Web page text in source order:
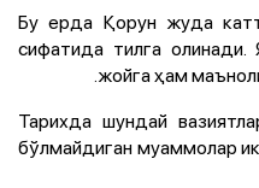
Бу ерда Қорун жуда
сифатида тилга
жойга ҳам
Тарихда шундай
бўлмайдиган муаммолар